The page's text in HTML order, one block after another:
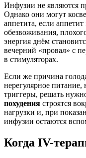
Инфузии не являются
Однако они могут
аппетита, если
обезвоживания,
энергия днём
вечерний «провал» с
в стимуляторах.
Если же причина
нерегулярное
триггеры, решать
похудения строятся
нагрузки и, при
инфузии остаются
Когда IV-